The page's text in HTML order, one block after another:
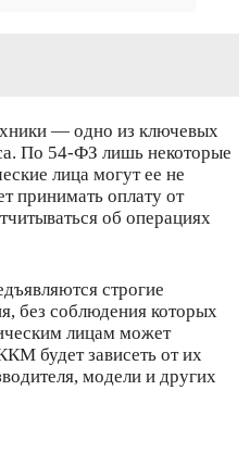
— одно из ключевых
По 54-ФЗ лишь некоторые
лица могут ее не
принимать оплату от
об операциях
строгие
без соблюдения которых
лицам может
будет зависеть от их
модели и других